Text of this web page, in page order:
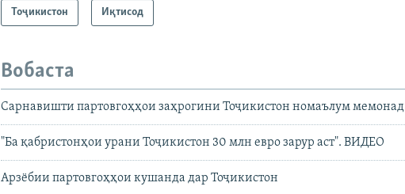
Тоҷикистон Иқтисод
Вобаста
Сарнавишти партовгоҳҳои заҳрогини Тоҷикистон номаълум мемонад
"Ба қабристонҳои урани Тоҷикистон 30 млн евро зарур аст". ВИДЕО
Арзёбии партовгоҳҳои кушанда дар Тоҷикистон